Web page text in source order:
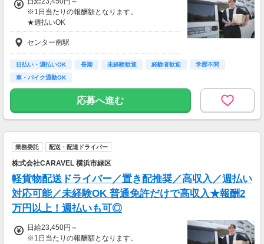
※1日当たりの報酬額となります。
★週払いOK
お気軽にご相談ください♪
★繁忙期には
インセンティブの支給もあり！
⇒7/8～7/21までの2週間については
＝＝＝＝＝＝＝＝＝＝＝
手数料やロイヤリティは
＝＝＝＝＝＝＝＝＝＝＝
月収45
センター南駅
日払い・週払いOK 長期 未経験歓迎 経験者歓迎
学歴不問
車・バイク通勤OK
応募へ進む
業務委託 配送・配達ドライバー
株式会社CARAVEL 横浜市緑区
軽貨物配送ドライバー／置き配推奨／高収入／週払い
対応可能／未経験OK 普通免許だけで高収入★報酬2
万円以上！週払いも可◎
日給23,450円～
※1日当たりの報酬額となります。